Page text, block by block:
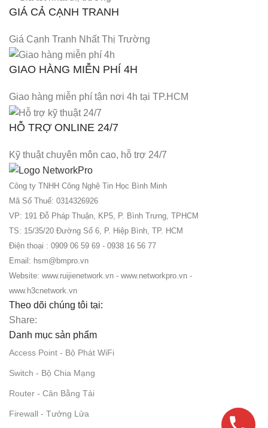
GIÁ CẢ CẠNH TRANH
Giá Cạnh Tranh Nhất Thị Trường
GIAO HÀNG MIỄN PHÍ 4H
Giao hàng miễn phí tận nơi 4h tại TP.HCM
HỖ TRỢ ONLINE 24/7
Kỹ thuật chuyên môn cao, hỗ trợ 24/7
Công ty TNHH Công Nghệ Tin Học Bình Minh
Mã Số Thuế: 0314326926
VP: 191 Đỗ Pháp Thuận, KP5, P. Bình Trưng, TPHCM
TS: 15/35/20 Đường Số 6, P. Hiệp Bình, TP. HCM
Điện thoại : 0909 06 59 69 - 0938 16 56 77
Email: hsm@bmpro.vn
Website: www.ruijienetwork.vn - www.networkpro.vn -
www.h3cnetwork.vn
Theo dõi chúng tôi tại:
Share:
Danh mục sản phẩm
Access Point - Bộ Phát WiFi
Switch - Bộ Chia Mạng
Router - Cân Bằng Tải
Firewall - Tưởng Lửa